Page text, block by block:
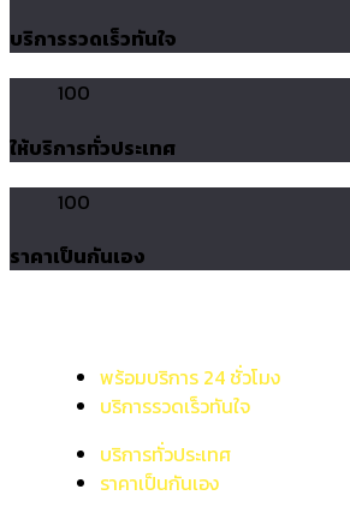
บริการรวดเร็วทันใจ
100
ให้บริการทั่วประเทศ
100
ราคาเป็นกันเอง
พร้อมบริการ 24 ชั่วโมง
บริการรวดเร็วทันใจ
บริการทั่วประเทศ
ราคาเป็นกันเอง